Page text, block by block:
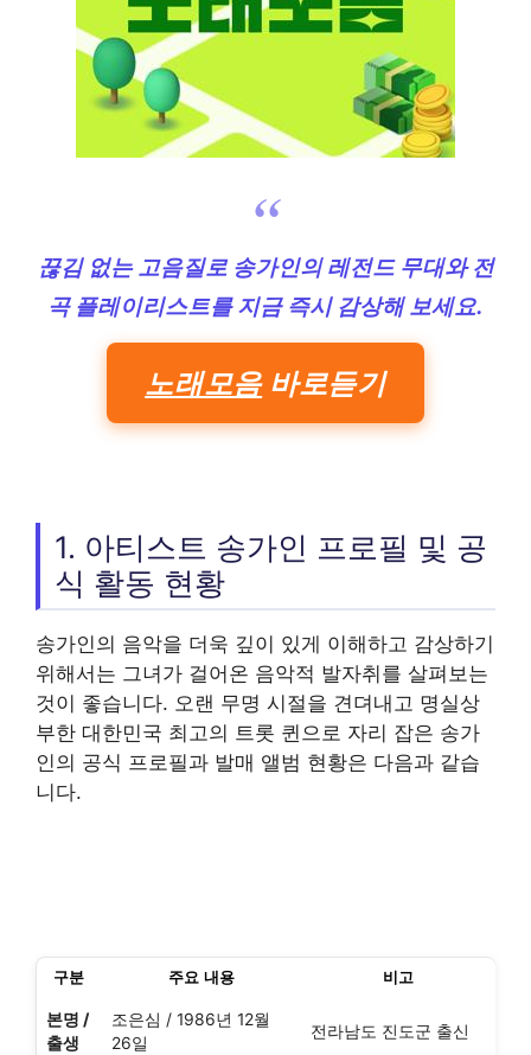
끊김 없는 고음질로 송가인의 레전드 무대와 전
곡 플레이리스트를 지금 즉시 감상해 보세요.
노래모음바로듣기
1. 아티스트 송가인 프로필 및 공
식 활동 현황
송가인의 음악을 더욱 깊이 있게 이해하고 감상하기
위해서는 그녀가 걸어온 음악적 발자취를 살펴보는
것이 좋습니다. 오랜 무명 시절을 견뎌내고 명실상
부한 대한민국 최고의 트롯 퀸으로 자리 잡은 송가
인의 공식 프로필과 발매 앨범 현황은 다음과 같습
니다.
구분 주요 내용 비고
본명 /
출생
조은심 / 1986년 12월
26일
전라남도 진도군 출신